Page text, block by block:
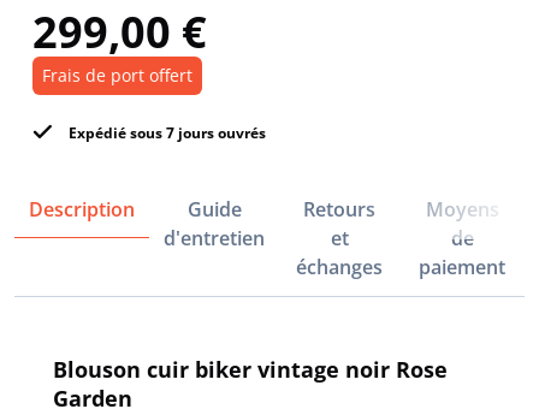
299,00 €
Frais de port offert
Expédié sous 7 jours ouvrés
Description
Guide
d'entretien
Retours
et
échanges
Moyens
de
paiement
Blouson cuir biker vintage noir Rose
Garden